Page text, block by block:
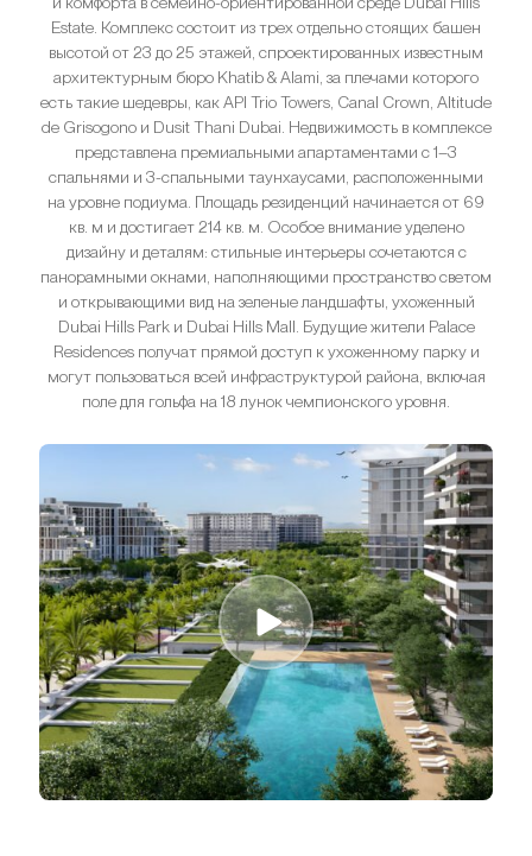
Estate. Комплекс состоит из трех отдельно стоящих башен
высотой от 23 до 25 этажей, спроектированных известным
архитектурным бюро Khatib & Alami, за плечами которого
есть такие шедевры, как API Trio Towers, Canal Crown, Altitude
de Grisogono и Dusit Thani Dubai. Недвижимость в комплексе
представлена премиальными апартаментами с 1–3
спальнями и 3-спальными таунхаусами, расположенными
на уровне подиума. Площадь резиденций начинается от 69
кв. м и достигает 214 кв. м. Особое внимание уделено
дизайну и деталям: стильные интерьеры сочетаются с
панорамными окнами, наполняющими пространство светом
и открывающими вид на зеленые ландшафты, ухоженный
Dubai Hills Park и Dubai Hills Mall. Будущие жители Palace
Residences получат прямой доступ к ухоженному парку и
могут пользоваться всей инфраструктурой района, включая
поле для гольфа на 18 лунок чемпионского уровня.